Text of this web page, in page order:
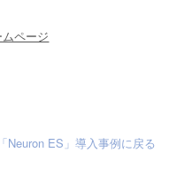
ページ
Neuron ES」導入事例に戻る